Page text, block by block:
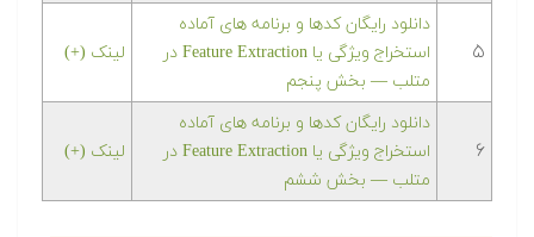
۵
دانلود رایگان کدها و برنامه های آماده
استخراج ویژگی یا Feature Extraction در
متلب‬‬ — بخش پنجم
لینک (+)
۶
دانلود رایگان کدها و برنامه های آماده
استخراج ویژگی یا Feature Extraction در
متلب‬‬ — بخش ششم
لینک (+)